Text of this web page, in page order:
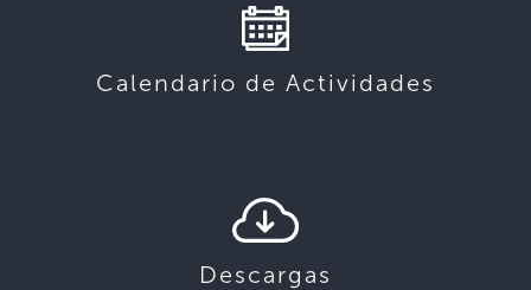
Calendario de Actividades
Descargas